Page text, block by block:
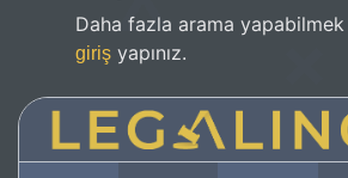
Daha fazla arama
giriş yapınız.